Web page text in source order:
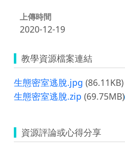
上傳時間
2020-12-19
教學資源檔案連結
生態密室逃脫.jpg (86.11KB)
生態密室逃脫.zip (69.75MB)
資源評論或心得分享